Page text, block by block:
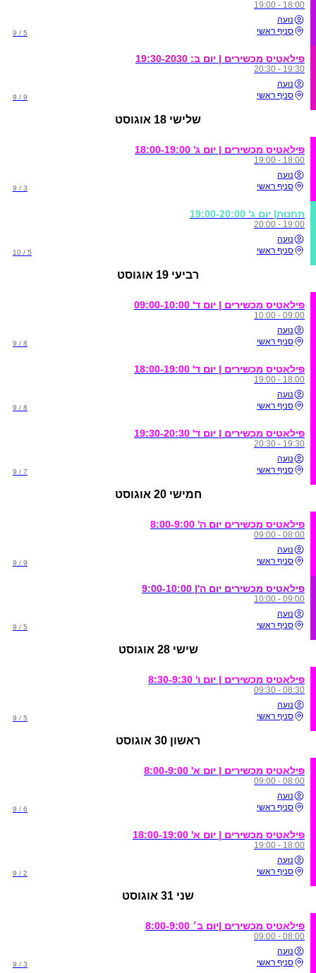
18:00 - 19:00
נועה
סניף ראשי
5 / 9
פילאטיס מכשירים | יום ב: 19:30-2030
19:30 - 20:30
נועה
סניף ראשי
9 / 9
שלישי 18 אוגוסט
פילאטיס מכשירים | יום ג' 18:00-19:00
18:00 - 19:00
נועה
סניף ראשי
3 / 9
תחנות| יום ג' 19:00-20:00
19:00 - 20:00
נועה
סניף ראשי
5 / 10
רביעי 19 אוגוסט
פילאטיס מכשירים | יום ד' 09:00-10:00
09:00 - 10:00
נועה
סניף ראשי
8 / 9
פילאטיס מכשירים | יום ד' 18:00-19:00
18:00 - 19:00
נועה
סניף ראשי
8 / 9
פילאטיס מכשירים | יום ד' 19:30-20:30
19:30 - 20:30
נועה
סניף ראשי
7 / 9
חמישי 20 אוגוסט
פילאטיס מכשירים יום ה' 8:00-9:00
08:00 - 09:00
נועה
סניף ראשי
9 / 9
פילאטיס מכשירים יום ה'| 9:00-10:00
09:00 - 10:00
נועה
סניף ראשי
5 / 9
שישי 28 אוגוסט
פילאטיס מכשירים | יום ו' 8:30-9:30
08:30 - 09:30
נועה
סניף ראשי
5 / 9
ראשון 30 אוגוסט
פילאטיס מכשירים | יום א' 8:00-9:00
08:00 - 09:00
נועה
סניף ראשי
6 / 9
פילאטיס מכשירים | יום א' 18:00-19:00
18:00 - 19:00
נועה
סניף ראשי
2 / 9
שני 31 אוגוסט
פילאטיס מכשירים |יום ב׳ 8:00-9:00
08:00 - 09:00
נועה
סניף ראשי
3 / 9